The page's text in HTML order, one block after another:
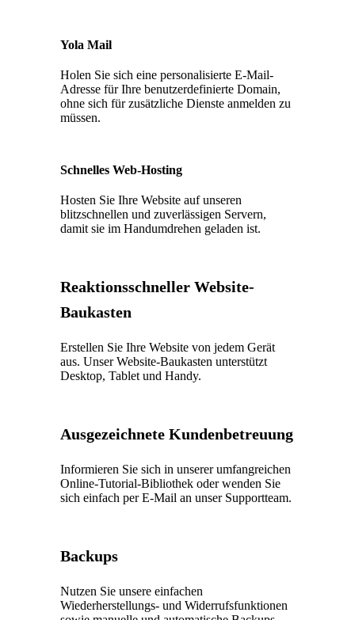
Yola Mail
Holen Sie sich eine personalisierte E-Mail-
Adresse für Ihre benutzerdefinierte Domain,
ohne sich für zusätzliche Dienste anmelden zu
müssen.
Schnelles Web-Hosting
Hosten Sie Ihre Website auf unseren
blitzschnellen und zuverlässigen Servern,
damit sie im Handumdrehen geladen ist.
Reaktionsschneller Website-
Baukasten
Erstellen Sie Ihre Website von jedem Gerät
aus. Unser Website-Baukasten unterstützt
Desktop, Tablet und Handy.
Ausgezeichnete Kundenbetreuung
Informieren Sie sich in unserer umfangreichen
Online-Tutorial-Bibliothek oder wenden Sie
sich einfach per E-Mail an unser Supportteam.
Backups
Nutzen Sie unsere einfachen
Wiederherstellungs- und Widerrufsfunktionen